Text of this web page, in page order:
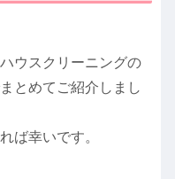
ウスクリーニングの
とめてご紹介しまし
ば幸いです。